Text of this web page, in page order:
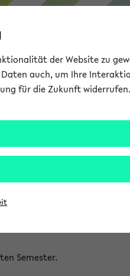
Semester.
der Website zu
auch, um Ihre
für die Zukunft